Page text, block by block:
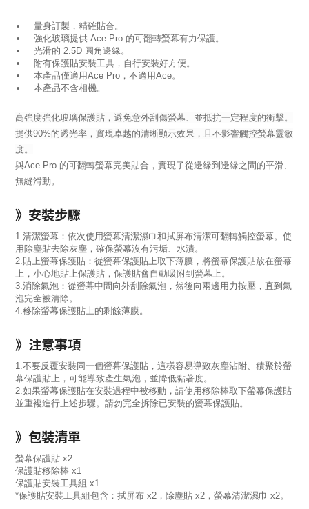
量身訂製，精確貼合。
強化玻璃提供 Ace Pro 的可翻轉螢幕有力保護。
光滑的 2.5D 圓角邊緣。
附有保護貼安裝工具，自行安裝好方便。
本產品僅適用Ace Pro，不適用Ace。
本產品不含相機。
高強度強化玻璃保護貼，避免意外刮傷螢幕、並抵抗一定程度的衝擊。
提供90%的透光率，實現卓越的清晰顯示效果，且不影響觸控螢幕靈敏
度。
與Ace Pro 的可翻轉螢幕完美貼合，實現了從邊緣到邊緣之間的平滑、
無縫滑動。
》安裝步驟
1.清潔螢幕：依次使用螢幕清潔濕巾和拭屏布清潔可翻轉觸控螢幕。使
用除塵貼去除灰塵，確保螢幕沒有污垢、水漬。
2.貼上螢幕保護貼：從螢幕保護貼上取下薄膜，將螢幕保護貼放在螢幕
上，小心地貼上保護貼，保護貼會自動吸附到螢幕上。
3.消除氣泡：從螢幕中間向外刮除氣泡，然後向兩邊用力按壓，直到氣
泡完全被清除。
4.移除螢幕保護貼上的剩餘薄膜。
》注意事項
1.不要反覆安裝同一個螢幕保護貼，這樣容易導致灰塵沾附、積聚於螢
幕保護貼上，可能導致產生氣泡，並降低黏著度。
2.如果螢幕保護貼在安裝過程中被移動，請使用移除棒取下螢幕保護貼
並重複進行上述步驟。請勿完全拆除已安裝的螢幕保護貼。
》包裝清單
螢幕保護貼 x2
保護貼移除棒 x1
保護貼安裝工具組 x1
*保護貼安裝工具組包含：拭屏布 x2，除塵貼 x2，螢幕清潔濕巾 x2。